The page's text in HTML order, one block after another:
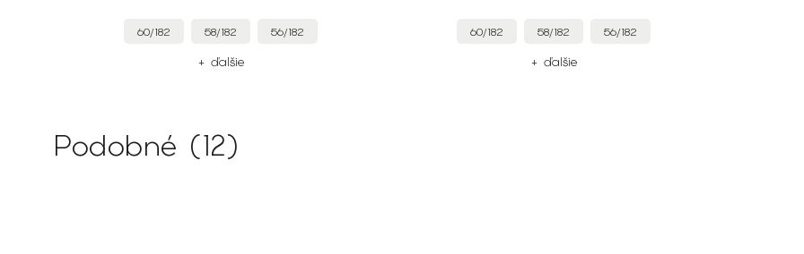
60/182 58/182 56/182
+ ďalšie
60/182 58/182 56/182
+ ďalšie
Podobné (12)